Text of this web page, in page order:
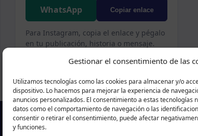
Gestionar el consentimiento de las
Utilizamos tecnologías como las cookies para almacenar y/o
dispositivo. Lo hacemos para mejorar la experiencia de
anuncios personalizados. El consentimiento a estas tecnologías
datos como el comportamiento de navegación o las
consentir o retirar el consentimiento, puede afectar
y funciones.
WhatsApp Copiar enlace
Para Instagram, copia el enlace y pégalo
en tu publicación, historia o mensaje.